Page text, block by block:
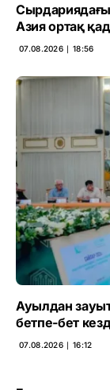
Азия ортақ
07.08.2026 ∣ 18:56
Ауылдан
бетпе-бет
07.08.2026 ∣ 16:12